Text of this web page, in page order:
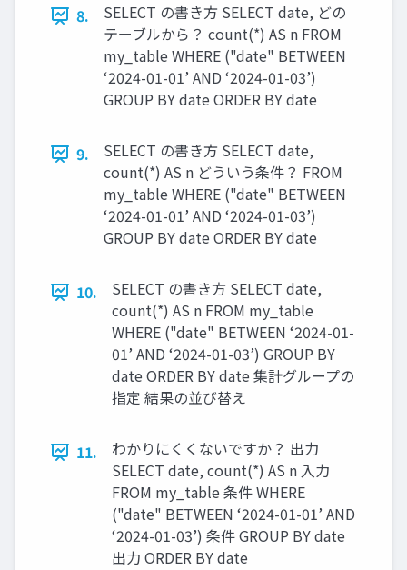
8.
SELECT の書き方 SELECT date, どの
テーブルから？ count(*) AS n FROM
my_table WHERE ("date" BETWEEN
‘2024-01-01’ AND ‘2024-01-03’)
GROUP BY date ORDER BY date
9.
SELECT の書き方 SELECT date,
count(*) AS n どういう条件？ FROM
my_table WHERE ("date" BETWEEN
‘2024-01-01’ AND ‘2024-01-03’)
GROUP BY date ORDER BY date
10.
SELECT の書き方 SELECT date,
count(*) AS n FROM my_table
WHERE ("date" BETWEEN ‘2024-01-
01’ AND ‘2024-01-03’) GROUP BY
date ORDER BY date 集計グループの
指定 結果の並び替え
11.
わかりにくくないですか？ 出力
SELECT date, count(*) AS n 入力
FROM my_table 条件 WHERE
("date" BETWEEN ‘2024-01-01’ AND
‘2024-01-03’) 条件 GROUP BY date
出力 ORDER BY date